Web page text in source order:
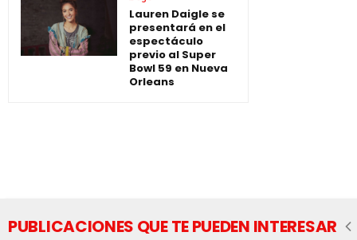
Lauren Daigle se
presentará en el
espectáculo
previo al Super
Bowl 59 en Nueva
Orleans
PUBLICACIONES QUE TE PUEDEN INTERESAR